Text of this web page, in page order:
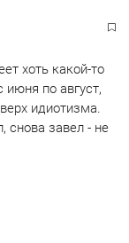
хоть какой-то
по август,
идиотизма.
снова завел - не